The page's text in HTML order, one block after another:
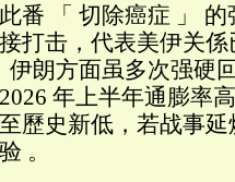
番 「 切除癌症 」
打击，代表美伊关
伊朗方面虽多次强硬
年上半年通膨率
歷史新低，若战事
。